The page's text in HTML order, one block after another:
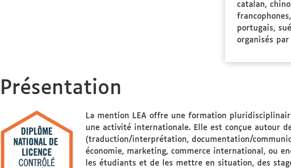
catalan,
portugais,
organisés
Présentation
La mention LEA offre une formation
une activité internationale. Elle est conçue autour
(traduction/interprétation, documentation/
économie, marketing, commerce international, ou
les étudiants et de les mettre en situation, des